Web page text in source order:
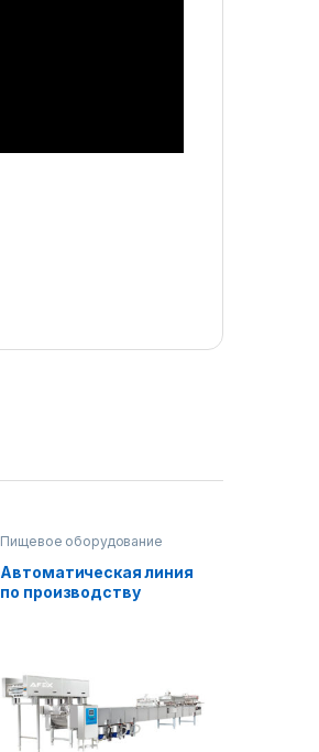
Пищевое оборудование
Автоматическая линия
по производству